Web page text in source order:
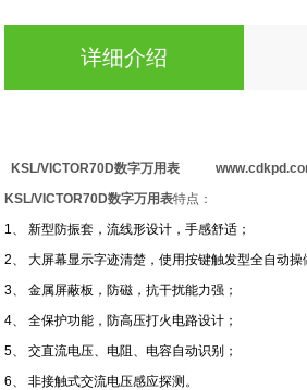
详细介绍
KSL/VICTOR70D数字万用表
KSL/VICTOR70D数字万用表特点：
1、 新型防振套，流线形设计，手感舒适；
2、 大屏幕显示字迹清楚，使用按键触发型全自动操
3、 金属屏蔽板，防磁，抗干扰能力强；
4、 全保护功能，防高压打火电路设计；
5、 交直流电压、电阻、电容自动识别；
6、 非接触式交流电压感应探测。